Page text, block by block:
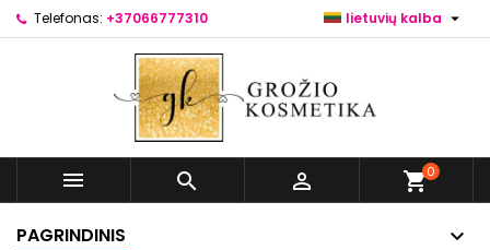
Telefonas: +37066777310 lietuvių kalba 
   shopping_cart0
PAGRINDINIS